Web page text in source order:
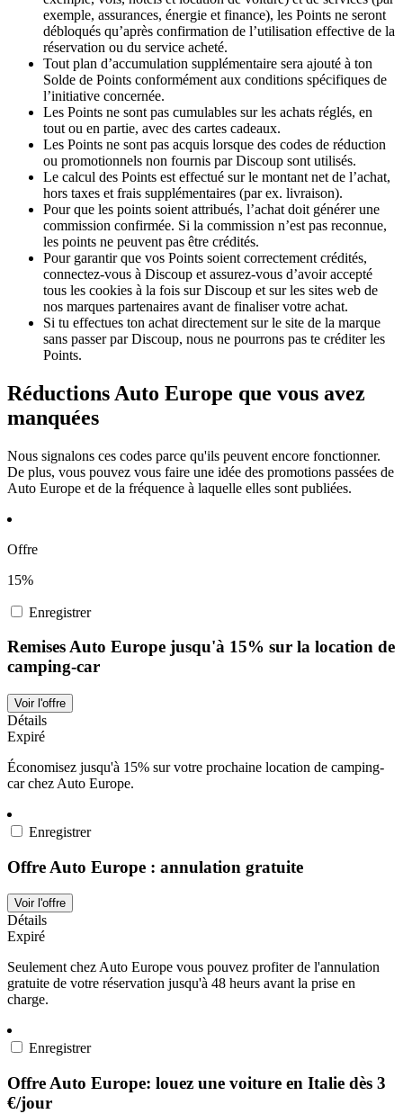
exemple, assurances, énergie et finance), les Points ne seront
débloqués qu’après confirmation de l’utilisation effective de la
réservation ou du service acheté.
Tout plan d’accumulation supplémentaire sera ajouté à ton
Solde de Points conformément aux conditions spécifiques de
l’initiative concernée.
Les Points ne sont pas cumulables sur les achats réglés, en
tout ou en partie, avec des cartes cadeaux.
Les Points ne sont pas acquis lorsque des codes de réduction
ou promotionnels non fournis par Discoup sont utilisés.
Le calcul des Points est effectué sur le montant net de l’achat,
hors taxes et frais supplémentaires (par ex. livraison).
Pour que les points soient attribués, l’achat doit générer une
commission confirmée. Si la commission n’est pas reconnue,
les points ne peuvent pas être crédités.
Pour garantir que vos Points soient correctement crédités,
connectez-vous à Discoup et assurez-vous d’avoir accepté
tous les cookies à la fois sur Discoup et sur les sites web de
nos marques partenaires avant de finaliser votre achat.
Si tu effectues ton achat directement sur le site de la marque
sans passer par Discoup, nous ne pourrons pas te créditer les
Points.
Réductions Auto Europe que vous avez
manquées
Nous signalons ces codes parce qu'ils peuvent encore fonctionner.
De plus, vous pouvez vous faire une idée des promotions passées de
Auto Europe et de la fréquence à laquelle elles sont publiées.
Offre
15%
Enregistrer
Remises Auto Europe jusqu'à 15% sur la location de
camping-car
Voir l'offre
Détails
Expiré
Économisez jusqu'à 15% sur votre prochaine location de camping-
car chez Auto Europe.
Enregistrer
Offre Auto Europe : annulation gratuite
Voir l'offre
Détails
Expiré
Seulement chez Auto Europe vous pouvez profiter de l'annulation
gratuite de votre réservation jusqu'à 48 heurs avant la prise en
charge.
Enregistrer
Offre Auto Europe: louez une voiture en Italie dès 3
€/jour